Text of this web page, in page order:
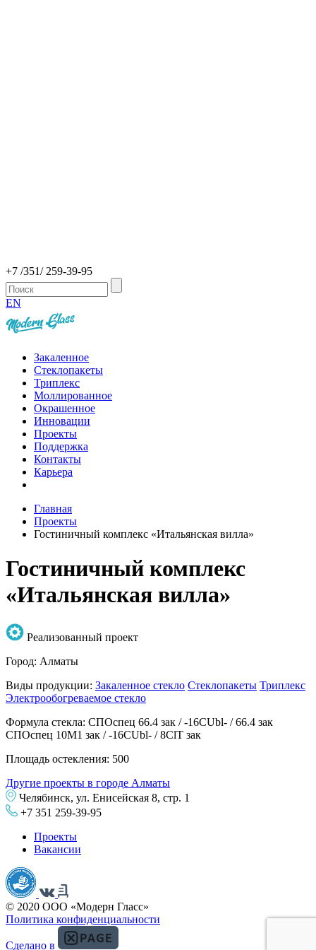
+7 /351/ 259-39-95
EN
Закаленное
Стеклопакеты
Триплекс
Моллированное
Окрашенное
Инновации
Проекты
Поддержка
Контакты
Карьера
Главная
Проекты
Гостиничный комплекс «Итальянская вилла»
Гостиничный комплекс
«Итальянская вилла»
Реализованный проект
Город: Алматы
Виды продукции: Закаленное стекло Стеклопакеты Триплекс
Электрообогреваемое стекло
Формула стекла: СПОспец 66.4 зак / -16CUbl- / 66.4 зак
СПОспец 10М1 зак / -16CUbl- / 8ClT зак
Площадь остекления: 500
Другие проекты в городе Алматы
Челябинск, ул. Енисейская 8, стр. 1
+7 351 259-39-95
Проекты
Вакансии
© 2020 ООО «Модерн Гласс»
Политика конфиденциальности
Сделано в